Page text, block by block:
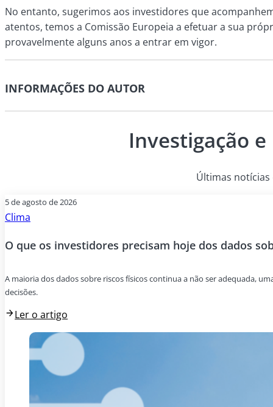
No entanto, sugerimos aos investidores que
atentos, temos a Comissão Europeia a efetuar a sua
provavelmente alguns anos a entrar em vigor.
INFORMAÇÕES DO AUTOR
Investigação
Últimas
5 de agosto de 2026
Clima
O que os investidores precisam hoje dos dados
A maioria dos dados sobre riscos físicos continua a não ser adequada,
decisões.
Ler o artigo